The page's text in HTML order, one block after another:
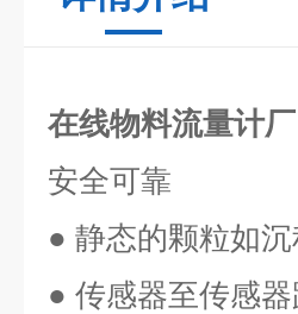
在线物料流量计厂
安全可靠
● 静态的颗粒如
● 传感器至传感